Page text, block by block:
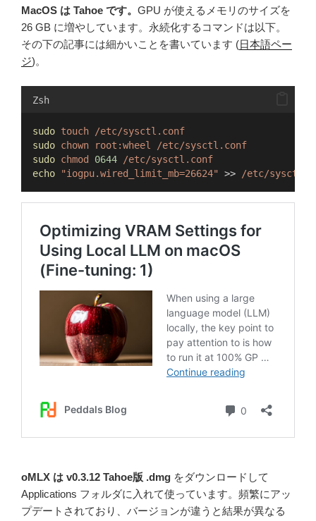
MacOS は Tahoe です。 GPU が使えるメモリのサイズを
26 GB に増やしています。永続化するコマンドは以下。
その下の記事には細かいことを書いています (日本語ペー
ジ)。
Zsh
sudo touch
/etc/sysctl.conf
sudo chown root:wheel
/etc/sysctl.conf
sudo chmod 0644
/etc/sysctl.conf
echo
"iogpu.wired_limit_mb=26624" >> /etc/
oMLX は v0.3.12 Tahoe版 .dmg をダウンロードして
Applications フォルダに入れて使っています。頻繁にアッ
プデートされており、バージョンが違うと結果が異なる